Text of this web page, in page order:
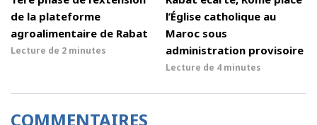
de la plateforme
agroalimentaire de Rabat
Lecture de 2 minutes
l’Église catholique au
Maroc sous
administration provisoire
Lecture de 4 minutes
COMMENTAIRES